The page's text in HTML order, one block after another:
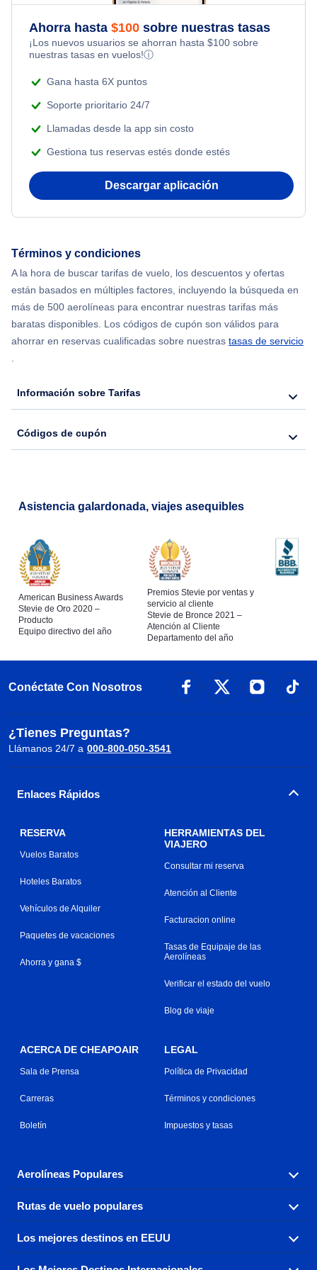
Flights Under $49
Flights Under $99
Flights Under $199
Flights from Toronto to Shanghai
Flights from Nueva York to Tel Aviv
Flights from Nueva York to Atenas
Flights from Shanghai to Nueva York
Flights from Delhi to Nueva York
Flights from Chicago to Delhi
Flights from Nueva York to Seúl
Flights from Nueva York to Barcelona
Romantic Vacations
Adventure Vacations
Beach Vacations
Ahorra hasta $100 sobre nuestras tasas
¡Los nuevos usuarios se ahorran hasta $100 sobre
nuestras tasas en vuelos!ⓘ
Gana hasta 6X puntos
Soporte prioritario 24/7
Llamadas desde la app sin costo
Gestiona tus reservas estés donde estés
Descargar aplicación
Términos y condiciones
A la hora de buscar tarifas de vuelo, los descuentos y ofertas
están basados en múltiples factores, incluyendo la búsqueda en
más de 500 aerolíneas para encontrar nuestras tarifas más
baratas disponibles. Los códigos de cupón son válidos para
ahorrar en reservas cualificadas sobre nuestras tasas de servicio
.
Información sobre Tarifas
Códigos de cupón
Asistencia galardonada, viajes asequibles
American Business Awards
Stevie de Oro 2020 –
Producto
Equipo directivo del año
Premios Stevie por ventas y
servicio al cliente
Stevie de Bronce 2021 –
Atención al Cliente
Departamento del año
Conéctate Con Nosotros
¿Tienes Preguntas?
Llámanos 24/7 a 000-800-050-3541
Enlaces Rápidos
RESERVA
Vuelos Baratos
Hoteles Baratos
Vehículos de Alquiler
Paquetes de vacaciones
Ahorra y gana $
HERRAMIENTAS DEL
VIAJERO
Consultar mi reserva
Atención al Cliente
Facturacion online
Tasas de Equipaje de las
Aerolíneas
Verificar el estado del vuelo
Blog de viaje
ACERCA DE CHEAPOAIR
Sala de Prensa
Carreras
Boletín
LEGAL
Política de Privacidad
Términos y condiciones
Impuestos y tasas
Aerolíneas Populares
Explora nuestras opciones de tarifas aéreas baratas por
aerolínea, con más de 500 opciones para elegir.
Aeromexico
Rutas de vuelo populares
Reserva una de nuestras rutas de vuelo más populares
con tres sencillos clics.
Los mejores destinos en EEUU